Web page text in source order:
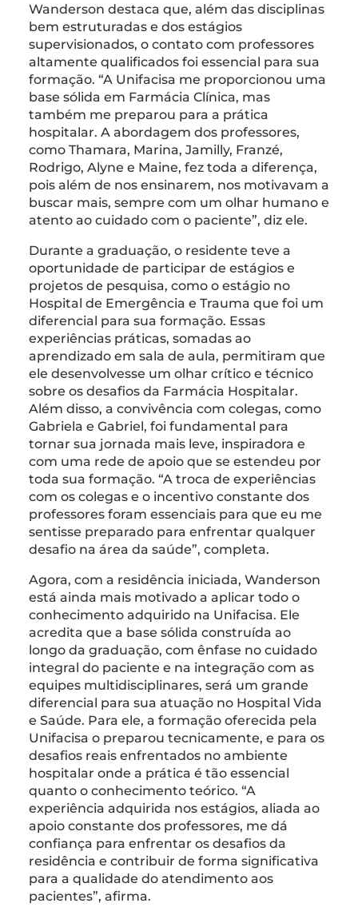
Wanderson destaca que, além das disciplinas
bem estruturadas e dos estágios
supervisionados, o contato com professores
altamente qualificados foi essencial para sua
formação. “A Unifacisa me proporcionou uma
base sólida em Farmácia Clínica, mas
também me preparou para a prática
hospitalar. A abordagem dos professores,
como Thamara, Marina, Jamilly, Franzé,
Rodrigo, Alyne e Maine, fez toda a diferença,
pois além de nos ensinarem, nos motivavam a
buscar mais, sempre com um olhar humano e
atento ao cuidado com o paciente”, diz ele.
Durante a graduação, o residente teve a
oportunidade de participar de estágios e
projetos de pesquisa, como o estágio no
Hospital de Emergência e Trauma que foi um
diferencial para sua formação. Essas
experiências práticas, somadas ao
aprendizado em sala de aula, permitiram que
ele desenvolvesse um olhar crítico e técnico
sobre os desafios da Farmácia Hospitalar.
Além disso, a convivência com colegas, como
Gabriela e Gabriel, foi fundamental para
tornar sua jornada mais leve, inspiradora e
com uma rede de apoio que se estendeu por
toda sua formação. “A troca de experiências
com os colegas e o incentivo constante dos
professores foram essenciais para que eu me
sentisse preparado para enfrentar qualquer
desafio na área da saúde”, completa.
Agora, com a residência iniciada, Wanderson
está ainda mais motivado a aplicar todo o
conhecimento adquirido na Unifacisa. Ele
acredita que a base sólida construída ao
longo da graduação, com ênfase no cuidado
integral do paciente e na integração com as
equipes multidisciplinares, será um grande
diferencial para sua atuação no Hospital Vida
e Saúde. Para ele, a formação oferecida pela
Unifacisa o preparou tecnicamente, e para os
desafios reais enfrentados no ambiente
hospitalar onde a prática é tão essencial
quanto o conhecimento teórico. “A
experiência adquirida nos estágios, aliada ao
apoio constante dos professores, me dá
confiança para enfrentar os desafios da
residência e contribuir de forma significativa
para a qualidade do atendimento aos
pacientes”, afirma.